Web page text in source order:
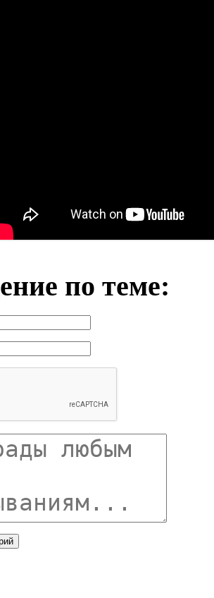
по теме: